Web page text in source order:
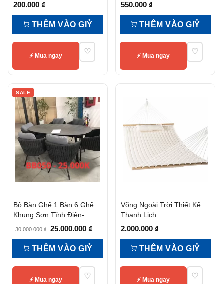
200.000 ₫
THÊM VÀO GIỶ
⚡ Mua ngay ♡
550.000 ₫
THÊM VÀO GIỶ
⚡ Mua ngay ♡
SALE
Bộ Bàn Ghế 1 Bàn 6 Ghế
Khung Sơn Tĩnh Điện-
30.000.000₫ Giá
gốc
là:
25.000.000 ₫
hiện
THÊM VÀO GIỶ
⚡ Mua ngay ♡
Võng Ngoài Trời Thiết Kế
Thanh Lịch
2.000.000 ₫
THÊM VÀO GIỶ
⚡ Mua ngay ♡